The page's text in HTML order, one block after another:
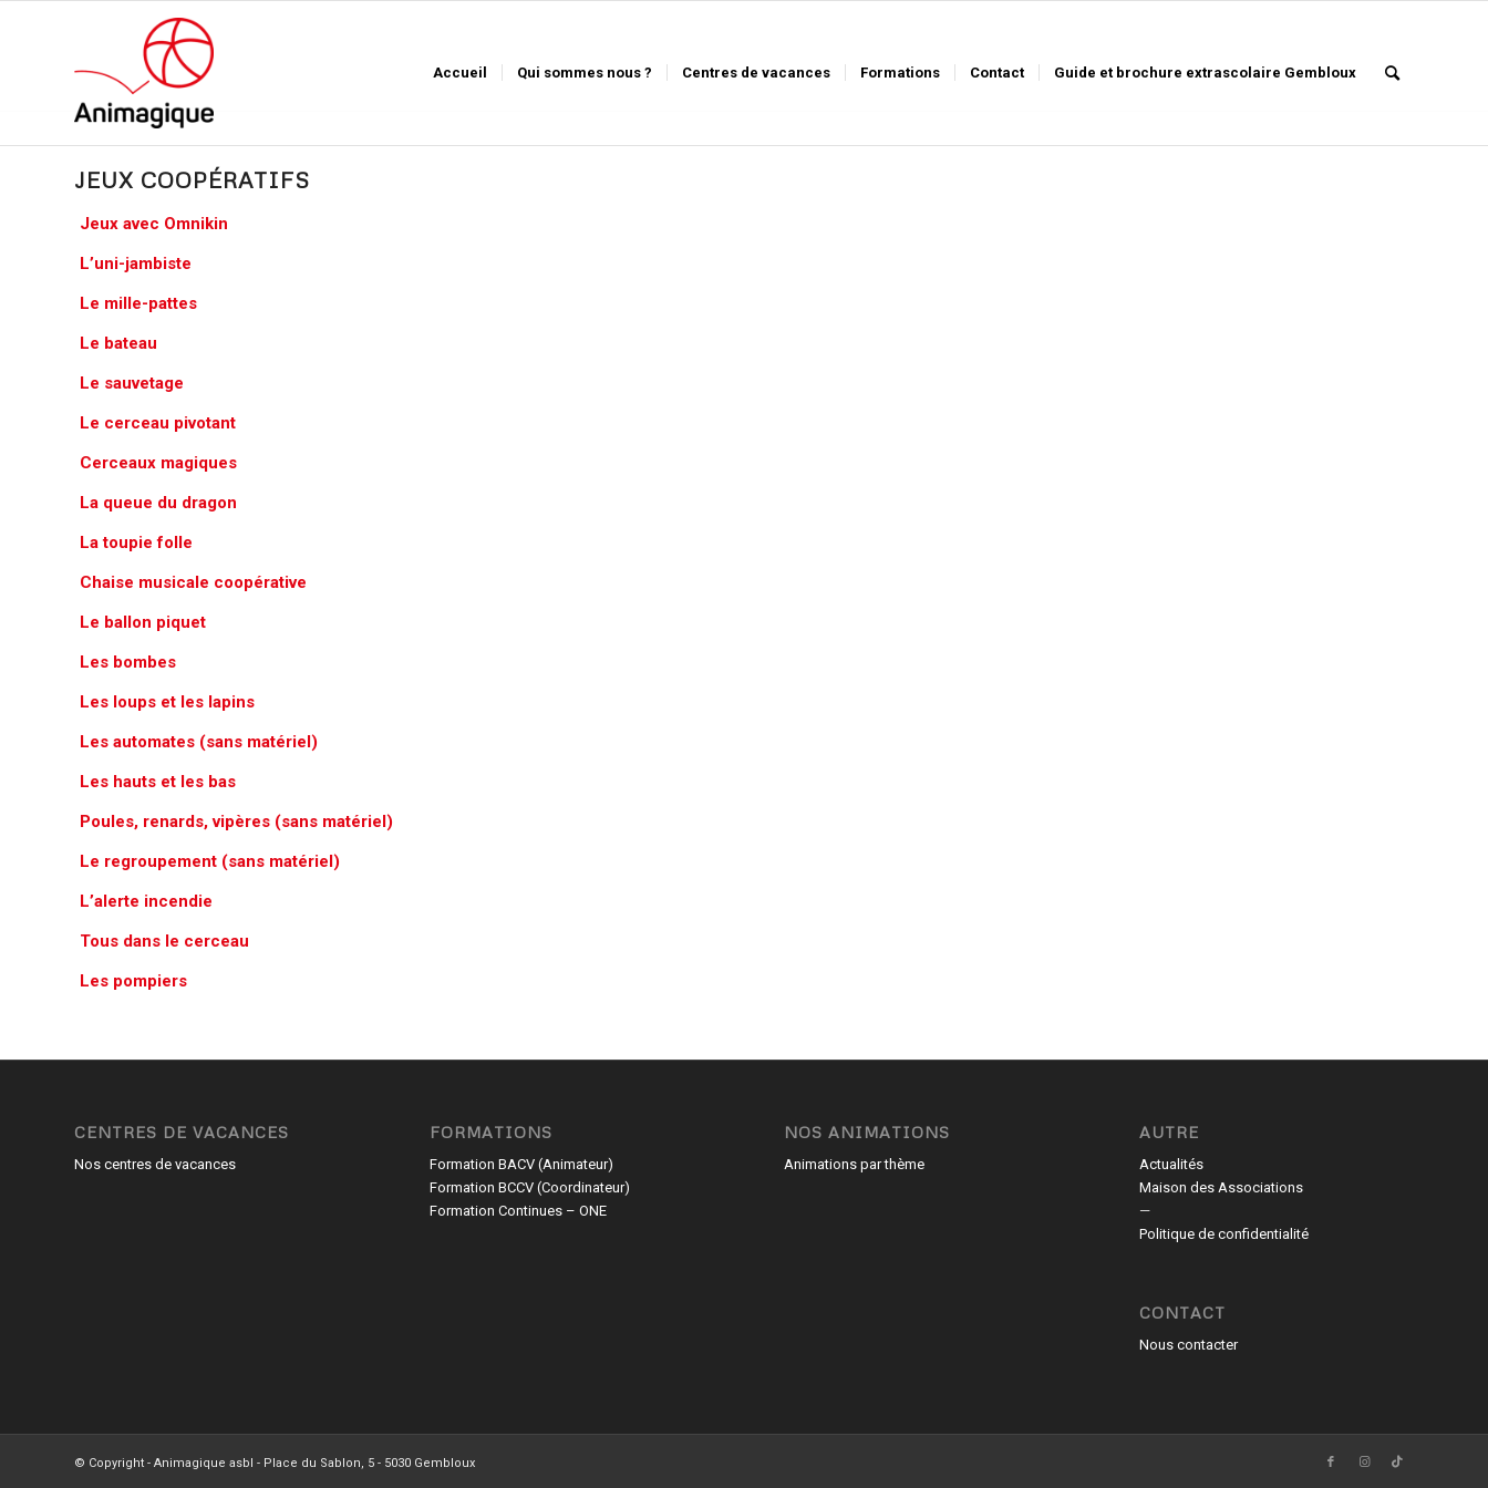
Accueil Qui sommes nous ? Centres de vacances Formations Contact Guide et brochure extrascolaire Gembloux
JEUX COOPÉRATIFS
Jeux avec Omnikin
L’uni-jambiste
Le mille-pattes
Le bateau
Le sauvetage
Le cerceau pivotant
Cerceaux magiques
La queue du dragon
La toupie folle
Chaise musicale coopérative
Le ballon piquet
Les bombes
Les loups et les lapins
Les automates (sans matériel)
Les hauts et les bas
Poules, renards, vipères (sans matériel)
Le regroupement (sans matériel)
L’alerte incendie
Tous dans le cerceau
Les pompiers
CENTRES DE VACANCES
Nos centres de vacances
FORMATIONS
Formation BACV (Animateur)
Formation BCCV (Coordinateur)
Formation Continues – ONE
NOS ANIMATIONS
Animations par thème
AUTRE
Actualités
Maison des Associations
—
Politique de confidentialité
CONTACT
Nous contacter
© Copyright - Animagique asbl - Place du Sablon, 5 - 5030 Gembloux